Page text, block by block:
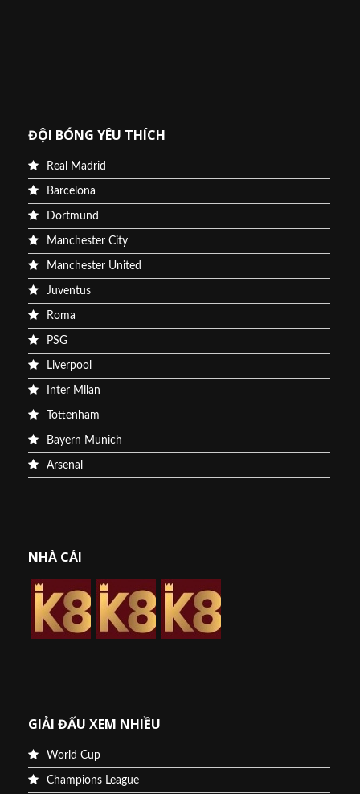
ĐỘI BÓNG YÊU THÍCH
Real Madrid
Barcelona
Dortmund
Manchester City
Manchester United
Juventus
Roma
PSG
Liverpool
Inter Milan
Tottenham
Bayern Munich
Arsenal
NHÀ CÁI
GIẢI ĐẤU XEM NHIỀU
World Cup
Champions League